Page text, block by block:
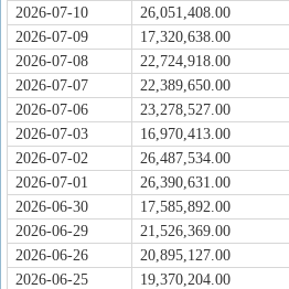
2026-07-10
26,051,408.00
2026-07-09
17,320,638.00
2026-07-08
22,724,918.00
2026-07-07
22,389,650.00
2026-07-06
23,278,527.00
2026-07-03
16,970,413.00
2026-07-02
26,487,534.00
2026-07-01
26,390,631.00
2026-06-30
17,585,892.00
2026-06-29
21,526,369.00
2026-06-26
20,895,127.00
2026-06-25
19,370,204.00